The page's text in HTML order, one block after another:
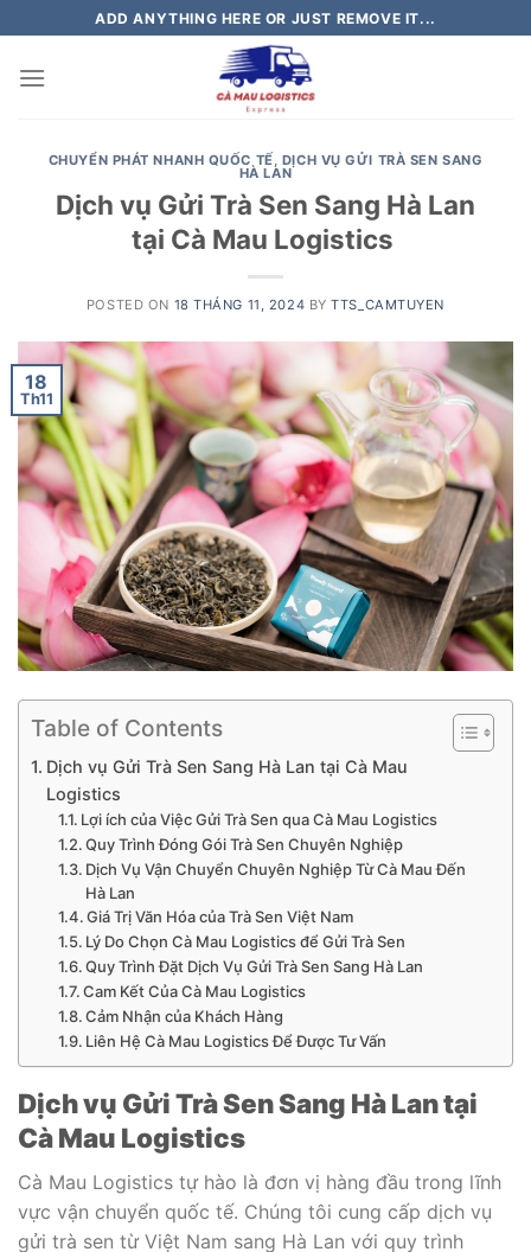
to
content
ADD ANYTHING HERE OR JUST REMOVE IT...
CHUYỂN PHÁT NHANH QUỐC TẾ, DỊCH VỤ GỬI TRÀ SEN SANG
HÀ LAN
Dịch vụ Gửi Trà Sen Sang Hà Lan
tại Cà Mau Logistics
POSTED ON 18 THÁNG 11, 2024 BYTTS_CAMTUYEN
18
Th11
Table of Contents
Dịch vụ Gửi Trà Sen Sang Hà Lan tại Cà Mau
Logistics
Lợi ích của Việc Gửi Trà Sen qua Cà Mau Logistics
Quy Trình Đóng Gói Trà Sen Chuyên Nghiệp
Dịch Vụ Vận Chuyển Chuyên Nghiệp Từ Cà Mau Đến
Hà Lan
Giá Trị Văn Hóa của Trà Sen Việt Nam
Lý Do Chọn Cà Mau Logistics để Gửi Trà Sen
Quy Trình Đặt Dịch Vụ Gửi Trà Sen Sang Hà Lan
Cam Kết Của Cà Mau Logistics
Cảm Nhận của Khách Hàng
Liên Hệ Cà Mau Logistics Để Được Tư Vấn
Dịch vụ Gửi Trà Sen Sang Hà Lan tại
Cà Mau Logistics
Cà Mau Logistics tự hào là đơn vị hàng đầu trong lĩnh
vực vận chuyển quốc tế. Chúng tôi cung cấp dịch vụ
gửi trà sen từ Việt Nam sang Hà Lan với quy trình